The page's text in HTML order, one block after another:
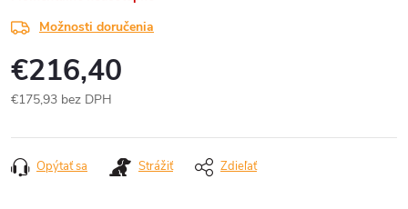
Možnosti doručenia
€216,40
€175,93 bez DPH
cena:
Opýtať sa Strážiť Zdieľať